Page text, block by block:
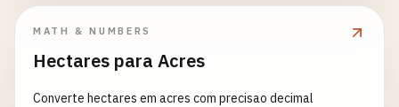
MATH & NUMBERS
Hectares para Acres
Converte hectares em acres com precisao decimal